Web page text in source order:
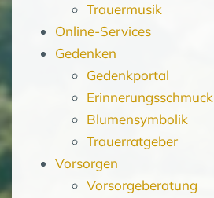
Trauermusik
Online-Services
Gedenken
Gedenkportal
Erinnerungsschmuck
Blumensymbolik
Trauerratgeber
Vorsorgen
Vorsorgeberatung